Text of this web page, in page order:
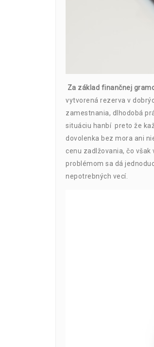
Za základ finančnej
vytvorená rezerva v
zamestnania, dlhodobá
situáciu hanbí preto že
dovolenka bez mora ani
cenu zadlžovania, čo
problémom sa dá
nepotrebných vecí.